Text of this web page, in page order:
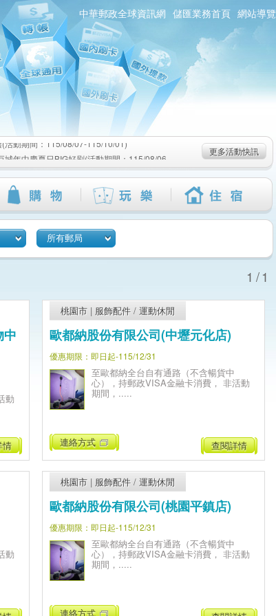
中華郵政全球資訊網 儲匯業務首頁 網站導覽
動期間：115/08/07-115/10/01)
城年中慶夏日BIG好刷(活動期間：115/08/06-
卡郵好禮(活動期間：115/08/06-115/09/02)
活動期間：115/08/07-115/10/01)
年中慶夏日BIG好刷(活動期間：115/08/06-
卡郵好禮(活動期間：115/08/06-115/09/02)
更多活動快訊
所有郵局
1/1
中
動
情
桃園市 | 服飾配件 /運動休閒
歐都納股份有限公司(中壢元化店)
優惠期限：即日起-115/12/31
至歐都納全台自有通路（不含暢貨中
心），持郵政VISA金融卡消費， 非活動
期間，.....
連絡方式 查閱詳情
動
桃園市 | 服飾配件 /運動休閒
歐都納股份有限公司(桃園平鎮店)
優惠期限：即日起-115/12/31
至歐都納全台自有通路（不含暢貨中
心），持郵政VISA金融卡消費， 非活動
期間，.....
連絡方式